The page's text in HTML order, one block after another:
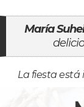
María
La fiesta está